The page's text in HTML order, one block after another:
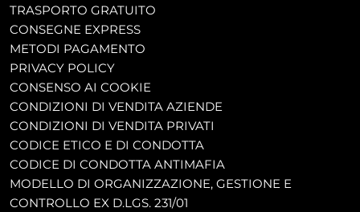
TRASPORTO GRATUITO
CONSEGNE EXPRESS
METODI PAGAMENTO
PRIVACY POLICY
CONSENSO AI COOKIE
CONDIZIONI DI VENDITA AZIENDE
CONDIZIONI DI VENDITA PRIVATI
CODICE ETICO E DI CONDOTTA
CODICE DI CONDOTTA ANTIMAFIA
MODELLO DI ORGANIZZAZIONE, GESTIONE E
CONTROLLO EX D.LGS. 231/01